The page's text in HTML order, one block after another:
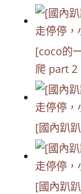
[coco的
爬 part 2
[國內趴
[國內趴